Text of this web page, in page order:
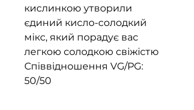
кислинкою утворили
єдиний кисло-солодкий
мікс, який порадує вас
легкою солодкою свіжістю
Співвідношення VG/PG:
50/50